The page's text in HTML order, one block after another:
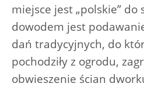
miejsce jest „polskie” do
dowodem jest
dań tradycyjnych, do
pochodziły z ogrodu,
obwieszenie ścian